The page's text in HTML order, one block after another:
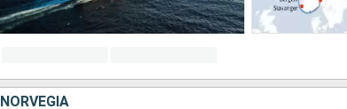
NORVEGIA